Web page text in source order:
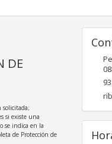
DE
solicitada;
si existe una
se indica en la
de Protección de